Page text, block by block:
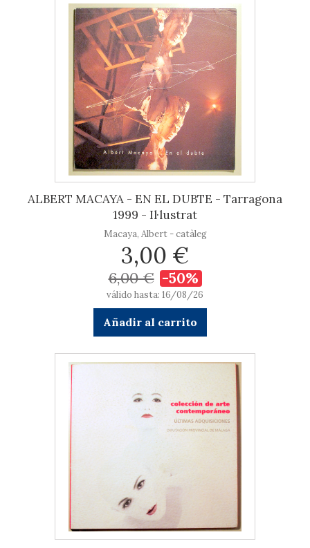
ALBERT MACAYA - EN EL DUBTE - Tarragona
1999 - Il·lustrat
Macaya, Albert - catàleg
3,00 €
6,00 € -50%
válido hasta: 16/08/26
Añadir al carrito